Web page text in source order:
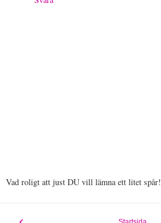
Vad roligt att just DU vill lämna ett litet spår!